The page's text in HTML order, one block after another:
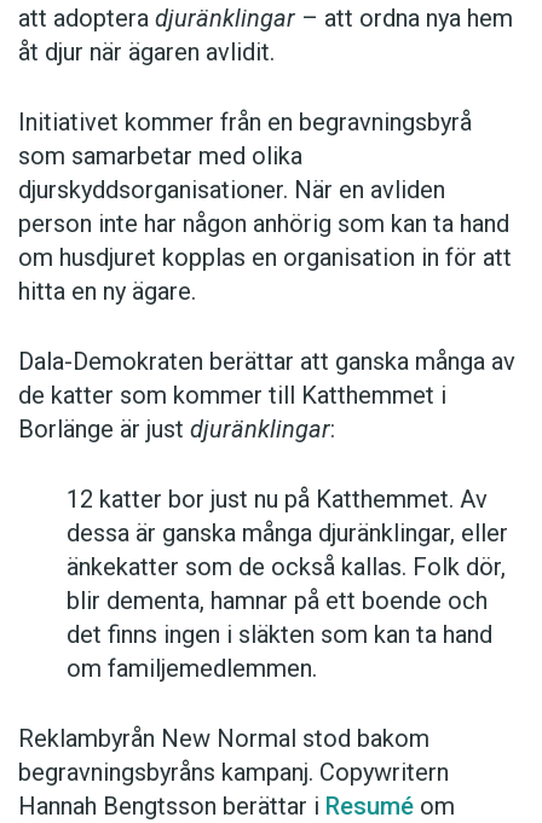
att adoptera djuränklingar – att ordna nya hem
åt djur när ägaren avlidit.
Initiativet kommer från en begravningsbyrå
som samarbetar med olika
djurskyddsorganisationer. När en avliden
person inte har någon anhörig som kan ta hand
om husdjuret kopplas en organisation in för att
hitta en ny ägare.
Dala-Demokraten berättar att ganska många av
de katter som kommer till Katthemmet i
Borlänge är just djuränklingar:
12 katter bor just nu på Katthemmet. Av
dessa är ganska många djuränklingar, eller
änkekatter som de också kallas. Folk dör,
blir dementa, hamnar på ett boende och
det finns ingen i släkten som kan ta hand
om familjemedlemmen.
Reklambyrån New Normal stod bakom
begravningsbyråns kampanj. Copywritern
Hannah Bengtsson berättar i Resumé om